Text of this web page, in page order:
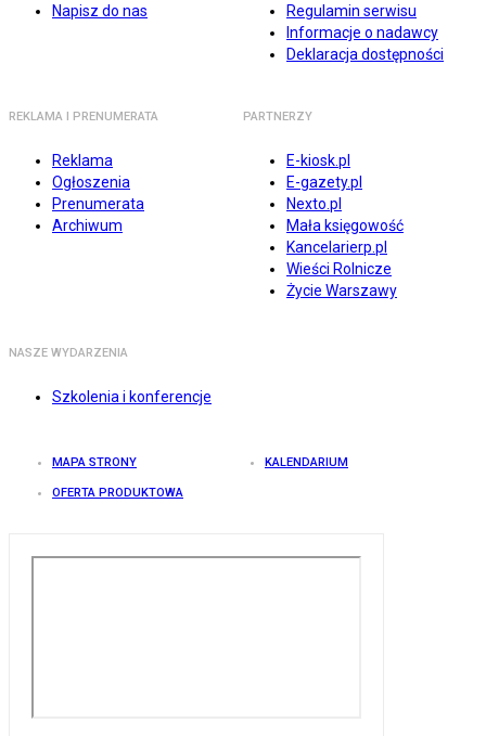
Napisz do nas
Regulamin serwisu
Informacje o nadawcy
Deklaracja dostępności
REKLAMA I PRENUMERATA
Reklama
Ogłoszenia
Prenumerata
Archiwum
PARTNERZY
E-kiosk.pl
E-gazety.pl
Nexto.pl
Mała księgowość
Kancelarierp.pl
Wieści Rolnicze
Życie Warszawy
NASZE WYDARZENIA
Szkolenia i konferencje
MAPA STRONY KALENDARIUM
OFERTA PRODUKTOWA